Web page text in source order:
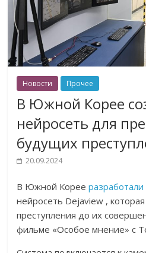
Новости Прочее
В Южной Корее
нейросеть для
будущих
20.09.2024
В Южной Корееразработали
нейросеть Dejaview ,
преступления до их
фильме «Особое мнение» с